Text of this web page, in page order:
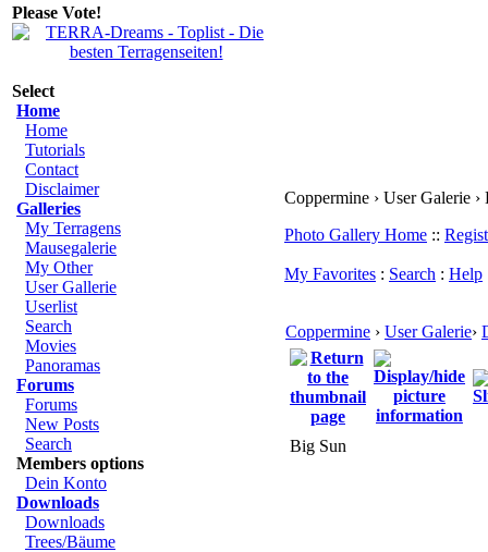
Please Vote!
Select
Home
Home
Tutorials
Contact
Disclaimer
Galleries
My Terragens
Mausegalerie
My Other
User Gallerie
Userlist
Search
Movies
Panoramas
Forums
Forums
New Posts
Search
Members options
Dein Konto
Downloads
Downloads
Trees/Bäume
Coppermine › User Galerie ›
Photo Gallery Home ::
My Favorites : Search : Help
Coppermine › User Galerie›
Big Sun